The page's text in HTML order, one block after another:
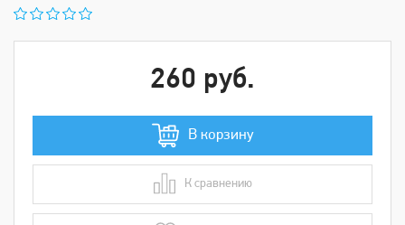
260 руб.
В корзину
К сравнению
В сравнении